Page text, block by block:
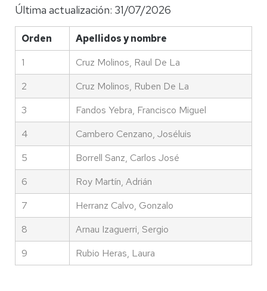
Última actualización: 31/07/2026
Orden
Apellidos y nombre
1
Cruz Molinos, Raul De La
2
Cruz Molinos, Ruben De La
3
Fandos Yebra, Francisco Miguel
4
Cambero Cenzano, Joséluis
5
Borrell Sanz, Carlos José
6
Roy Martín, Adrián
7
Herranz Calvo, Gonzalo
8
Arnau Izaguerri, Sergio
9
Rubio Heras, Laura